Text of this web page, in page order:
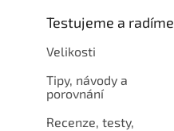
Testujeme a radíme
Velikosti
Tipy, návody a
porovnání
Recenze, testy,